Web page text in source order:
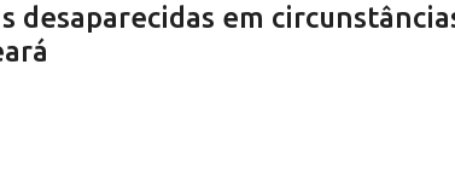
desaparecidas em